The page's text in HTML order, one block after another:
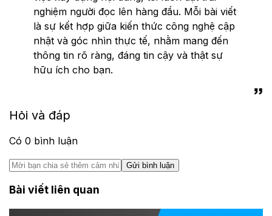
nghiệm người đọc lên hàng đầu. Mỗi bài viết
là sự kết hợp giữa kiến thức công nghệ cập
nhật và góc nhìn thực tế, nhằm mang đến
thông tin rõ ràng, đáng tin cậy và thật sự
hữu ích cho bạn.
Hỏi và đáp
Có 0 bình luận
Gửi bình luận
Bài viết liên quan